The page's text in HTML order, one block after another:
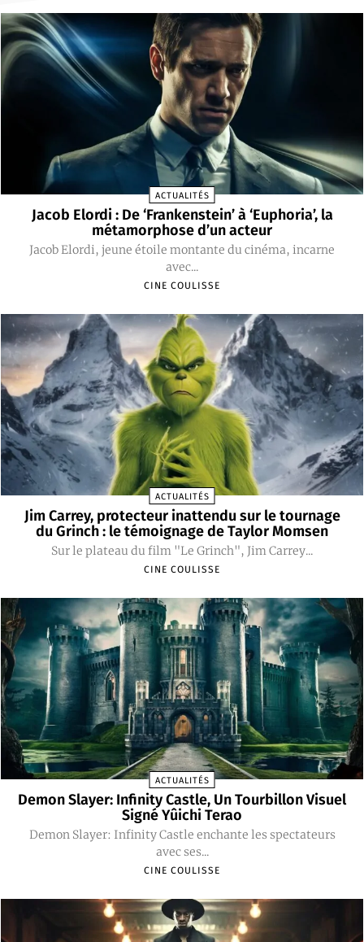
ACTUALITÉS
Jacob Elordi : De ‘Frankenstein’ à ‘Euphoria’, la
métamorphose d’un acteur
Jacob Elordi, jeune étoile montante du cinéma, incarne
avec...
CINE COULISSE
ACTUALITÉS
Jim Carrey, protecteur inattendu sur le tournage
du Grinch : le témoignage de Taylor Momsen
Sur le plateau du film "Le Grinch", Jim Carrey...
CINE COULISSE
ACTUALITÉS
Demon Slayer: Infinity Castle, Un Tourbillon Visuel
Signé Yûichi Terao
Demon Slayer: Infinity Castle enchante les spectateurs
avec ses...
CINE COULISSE